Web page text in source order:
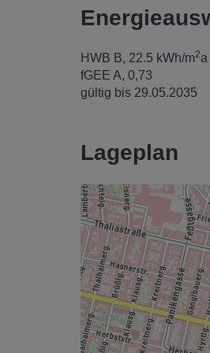
HWB B, 22.5 kWh/m2a
fGEE A, 0,73
gültig bis 29.05.2035
Lageplan